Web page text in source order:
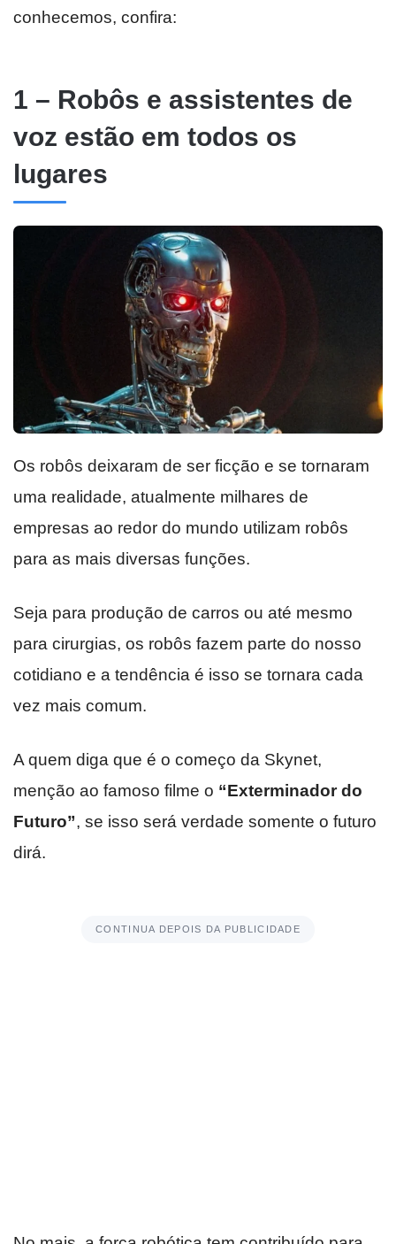
conhecemos, confira:
1 – Robôs e assistentes de
voz estão em todos os
lugares
Os robôs deixaram de ser ficção e se tornaram
uma realidade, atualmente milhares de
empresas ao redor do mundo utilizam robôs
para as mais diversas funções.
Seja para produção de carros ou até mesmo
para cirurgias, os robôs fazem parte do nosso
cotidiano e a tendência é isso se tornara cada
vez mais comum.
A quem diga que é o começo da Skynet,
menção ao famoso filme o “Exterminador do
Futuro”, se isso será verdade somente o futuro
dirá.
CONTINUA DEPOIS DA PUBLICIDADE